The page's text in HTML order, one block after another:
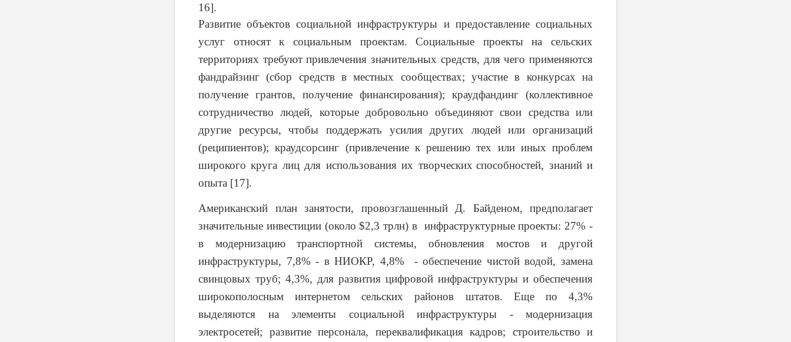
16].
Развитие объектов социальной инфраструктуры и предоставление социальных
услуг относят к социальным проектам. Социальные проекты на сельских
территориях требуют привлечения значительных средств, для чего применяются
фандрайзинг (сбор средств в местных сообществах; участие в конкурсах на
получение грантов, получение финансирования); краудфандинг (коллективное
сотрудничество людей, которые добровольно объединяют свои средства или
другие ресурсы, чтобы поддержать усилия других людей или организаций
(реципиентов); краудсорсинг (привлечение к решению тех или иных проблем
широкого круга лиц для использования их творческих способностей, знаний и
опыта [17].
Американский план занятости, провозглашенный Д. Байденом, предполагает
значительные инвестиции (около $2,3 трлн) в инфраструктурные проекты: 27% -
в модернизацию транспортной системы, обновления мостов и другой
инфраструктуры, 7,8% - в НИОКР, 4,8% - обеспечение чистой водой, замена
свинцовых труб; 4,3%, для развития цифровой инфраструктуры и обеспечения
широкополосным интернетом сельских районов штатов. Еще по 4,3%
выделяются на элементы социальной инфраструктуры - модернизация
электросетей; развитие персонала, переквалификация кадров; строительство и